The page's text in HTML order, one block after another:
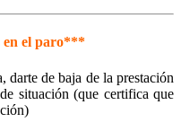
en el paro***
de baja de la prestación
situación (que certifica que